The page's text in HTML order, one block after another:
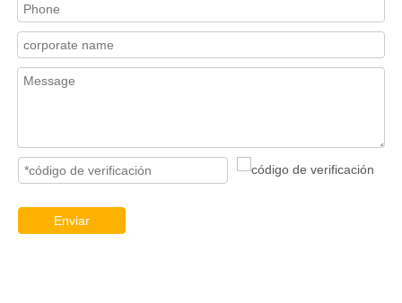
Enviar